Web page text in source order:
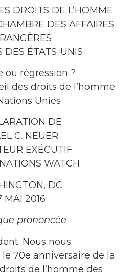
DROITS DE L’HOMME
DES AFFAIRES
DES ÉTATS-UNIS
ou régression ?
des droits de l’homme
Unies
DE
C. NEUER
EXÉCUTIF
WATCH
DC
MAI 2016
prononcée
Nous nous
70e anniversaire de la
de l’homme des